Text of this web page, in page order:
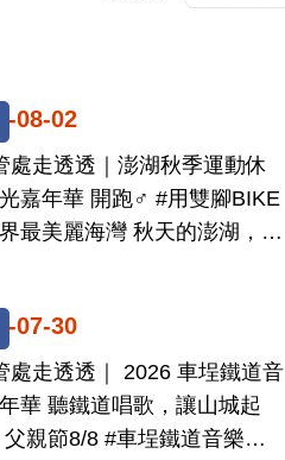
08-02
處走透透｜澎湖秋季運動休
嘉年華 開跑‍♂️ #用雙腳BIKE
麗海灣 秋天的澎湖，海
07-30
處走透透｜ 2026 車埕鐵道音
歌，讓山城起